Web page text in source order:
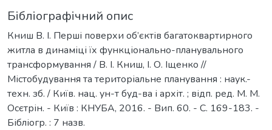
Бібліографічний опис
Книш В. І. Перші поверхи об’єктів багатоквартирного
житла в динаміці їх функціонально-планувального
трансформування / В. І. Книш, І. О. Іщенко //
Містобудування та територіальне планування : наук.-
техн. зб. / Київ. нац. ун-т буд-ва і архіт. ; відп. ред. М. М.
Осєтрін. - Київ : КНУБА, 2016. - Вип. 60. - С. 169-183. -
Бібліогр. : 7 назв.